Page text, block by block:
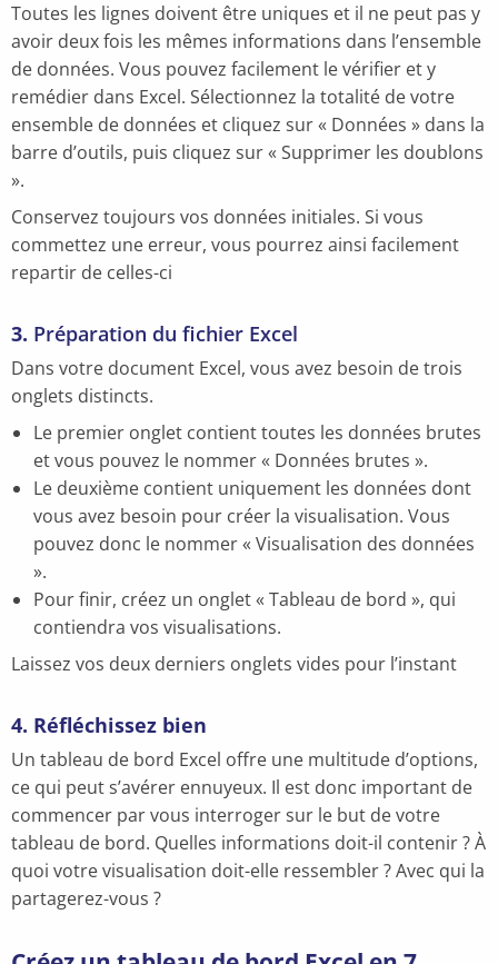
Toutes les lignes doivent être uniques et il ne peut pas y
avoir deux fois les mêmes informations dans l’ensemble
de données. Vous pouvez facilement le vérifier et y
remédier dans Excel. Sélectionnez la totalité de votre
ensemble de données et cliquez sur « Données » dans la
barre d’outils, puis cliquez sur « Supprimer les doublons
».
Conservez toujours vos données initiales. Si vous
commettez une erreur, vous pourrez ainsi facilement
repartir de celles-ci
3. Préparation du fichier Excel
Dans votre document Excel, vous avez besoin de trois
onglets distincts.
Le premier onglet contient toutes les données brutes
et vous pouvez le nommer « Données brutes ».
Le deuxième contient uniquement les données dont
vous avez besoin pour créer la visualisation. Vous
pouvez donc le nommer « Visualisation des données
».
Pour finir, créez un onglet « Tableau de bord », qui
contiendra vos visualisations.
Laissez vos deux derniers onglets vides pour l’instant
4. Réfléchissez bien
Un tableau de bord Excel offre une multitude d’options,
ce qui peut s’avérer ennuyeux. Il est donc important de
commencer par vous interroger sur le but de votre
tableau de bord. Quelles informations doit-il contenir ? À
quoi votre visualisation doit-elle ressembler ? Avec qui la
partagerez-vous ?